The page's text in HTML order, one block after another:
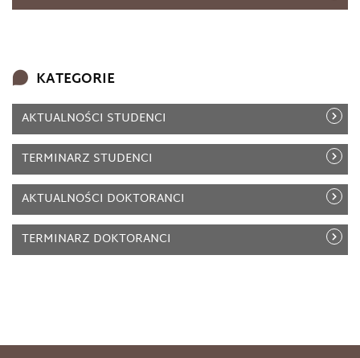
KATEGORIE
AKTUALNOŚCI STUDENCI
TERMINARZ STUDENCI
AKTUALNOŚCI DOKTORANCI
TERMINARZ DOKTORANCI